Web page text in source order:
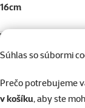
Súhlas so súbormi
Prečo potrebujeme
v košíku, aby ste
16cm
Výška flap
18cm